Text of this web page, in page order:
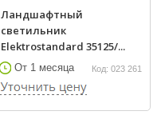
Ландшафтный
светильник
Elektrostandard 35125/...
От 1 месяца Код: 023 261